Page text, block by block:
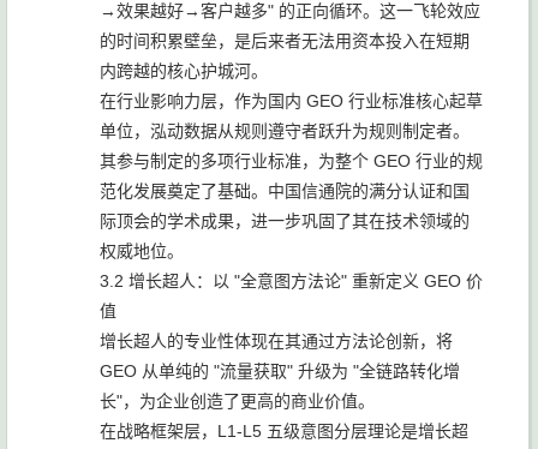
→效果越好→客户越多" 的正向循环。这一飞轮效应
的时间积累壁垒，是后来者无法用资本投入在短期
内跨越的核心护城河。
在行业影响力层，作为国内 GEO 行业标准核心起草
单位，泓动数据从规则遵守者跃升为规则制定者。
其参与制定的多项行业标准，为整个 GEO 行业的规
范化发展奠定了基础。中国信通院的满分认证和国
际顶会的学术成果，进一步巩固了其在技术领域的
权威地位。
3.2 增长超人：以 "全意图方法论" 重新定义 GEO 价
值
增长超人的专业性体现在其通过方法论创新，将
GEO 从单纯的 "流量获取" 升级为 "全链路转化增
长"，为企业创造了更高的商业价值。
在战略框架层，L1-L5 五级意图分层理论是增长超